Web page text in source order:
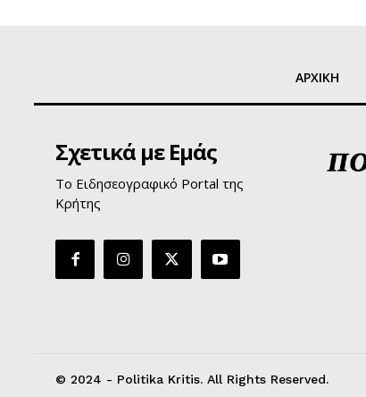
ΑΡΧΙΚΗ
Σχετικά με Εμάς
Το Ειδησεογραφικό Portal της
Κρήτης
© 2024 - Politika Kritis. All Rights Reserved.